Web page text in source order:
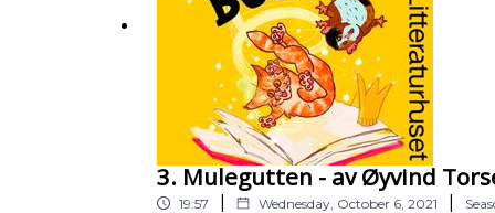
3. Mulegutten - av Øyvind
19:57 Wednesday, October 6, 2021